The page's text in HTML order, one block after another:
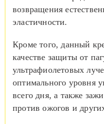
возвращения
эластичности.
Кроме того, данный
качестве защиты от
ультрафиолетовых
оптимального уровня
всего дня, а также
против ожогов и